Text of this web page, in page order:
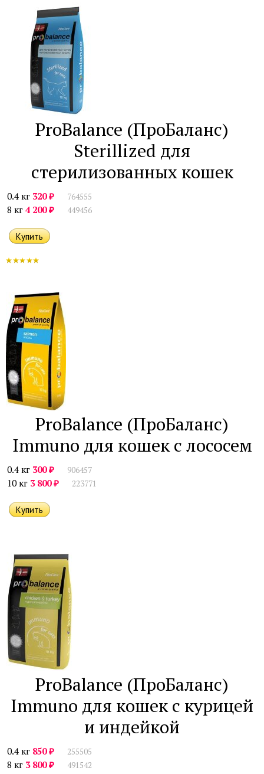
ProBalance (ПроБаланс)
Sterillized для
стерилизованных кошек
0.4 кг 320₽ 764555
8 кг 4 200₽ 449456
ProBalance (ПроБаланс)
Immuno для кошек с лососем
0.4 кг 300₽ 906457
10 кг 3 800₽ 223771
ProBalance (ПроБаланс)
Immuno для кошек с курицей
и индейкой
0.4 кг 850₽ 255505
8 кг 3 800₽ 491542